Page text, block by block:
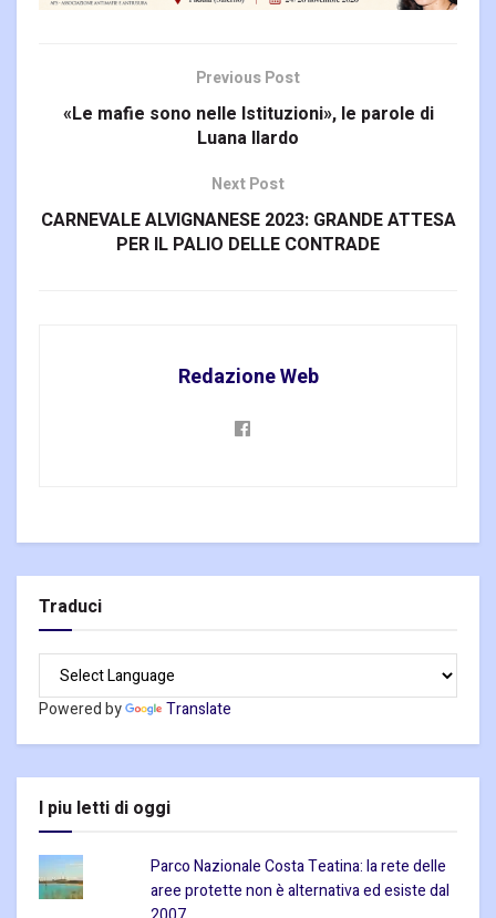
Previous Post
«Le mafie sono nelle Istituzioni», le parole di
Luana Ilardo
Next Post
CARNEVALE ALVIGNANESE 2023: GRANDE ATTESA
PER IL PALIO DELLE CONTRADE
Redazione Web
Traduci
Powered by Translate
I piu letti di oggi
Parco Nazionale Costa Teatina: la rete delle
aree protette non è alternativa ed esiste dal